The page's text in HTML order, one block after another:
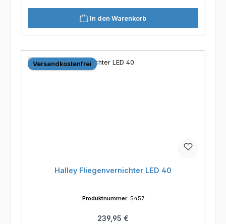
In den Warenkorb
Versandkostenfrei
Halley Fliegenvernichter LED 40
Produktnummer: 5457
Regulärer Preis:
239,95 €